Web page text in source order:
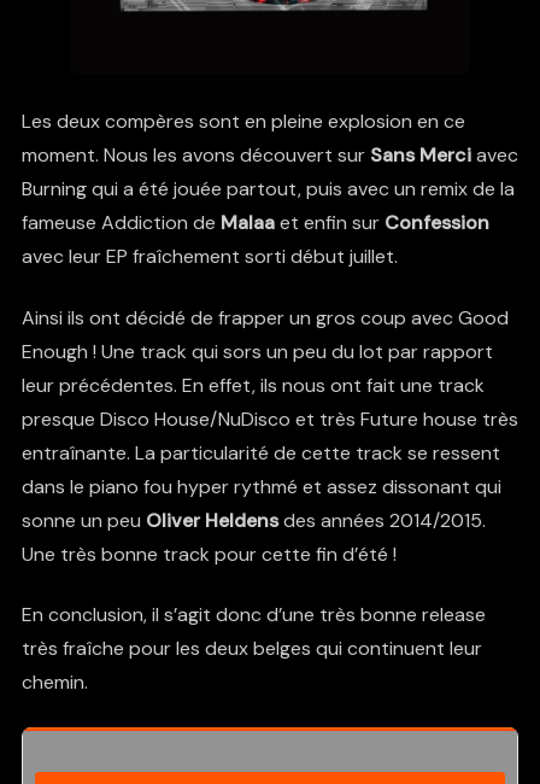
Les deux compères sont en pleine explosion en ce
moment. Nous les avons découvert sur Sans Merciavec
Burning qui a été jouée partout, puis avec un remix de la
fameuse Addiction de Malaaet enfin sur Confession
avec leur EP fraîchement sorti début juillet.
Ainsi ils ont décidé de frapper un gros coup avec Good
Enough ! Une track qui sors un peu du lot par rapport
leur précédentes. En effet, ils nous ont fait une track
presque Disco House/NuDisco et très Future house très
entraînante. La particularité de cette track se ressent
dans le piano fou hyper rythmé et assez dissonant qui
sonne un peu Oliver Heldensdes années 2014/2015.
Une très bonne track pour cette fin d’été !
En conclusion, il s’agit donc d’une très bonne release
très fraîche pour les deux belges qui continuent leur
chemin.